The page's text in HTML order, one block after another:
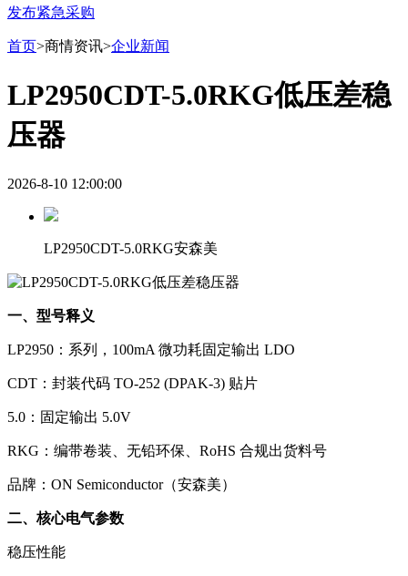
发布紧急采购
首页>商情资讯>企业新闻
LP2950CDT-5.0RKG低压差稳
压器
2026-8-10 12:00:00
LP2950CDT-5.0RKG安森美
一、型号释义
LP2950：系列，100mA 微功耗固定输出 LDO
CDT：封装代码 TO-252 (DPAK-3) 贴片
5.0：固定输出 5.0V
RKG：编带卷装、无铅环保、RoHS 合规出货料号
品牌：ON Semiconductor（安森美）
二、核心电气参数
稳压性能